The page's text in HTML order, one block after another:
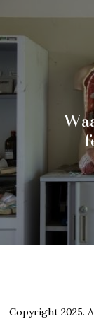
Copyright 2025.